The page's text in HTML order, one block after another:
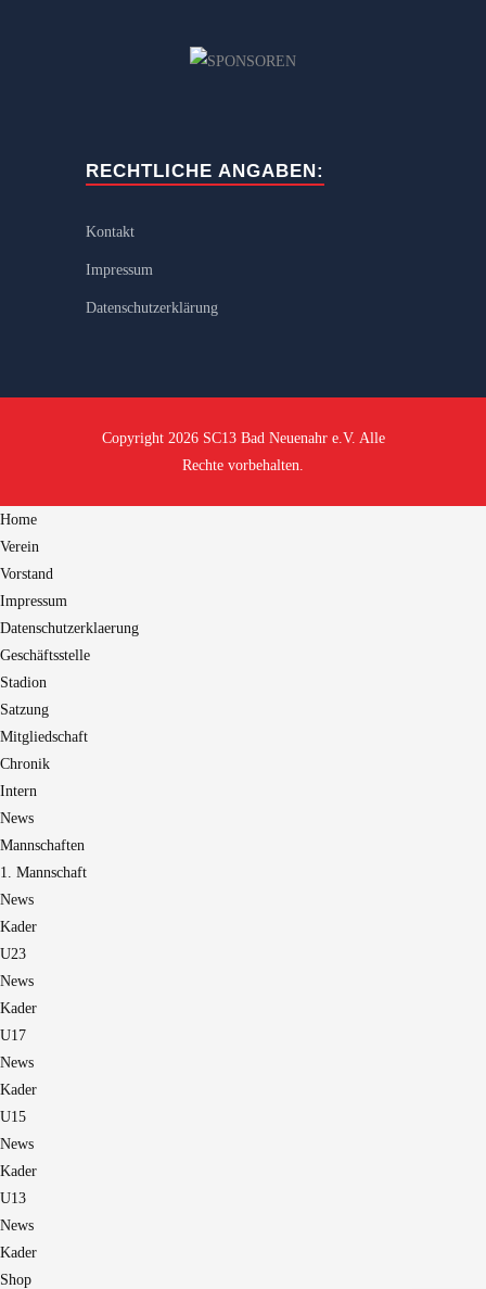
RECHTLICHE ANGABEN:
Kontakt
Impressum
Datenschutzerklärung
Copyright 2026 SC13 Bad Neuenahr e.V. Alle
Rechte vorbehalten.
Home
Verein
Vorstand
Impressum
Datenschutzerklaerung
Geschäftsstelle
Stadion
Satzung
Mitgliedschaft
Chronik
Intern
News
Mannschaften
1. Mannschaft
News
Kader
U23
News
Kader
U17
News
Kader
U15
News
Kader
U13
News
Kader
Shop